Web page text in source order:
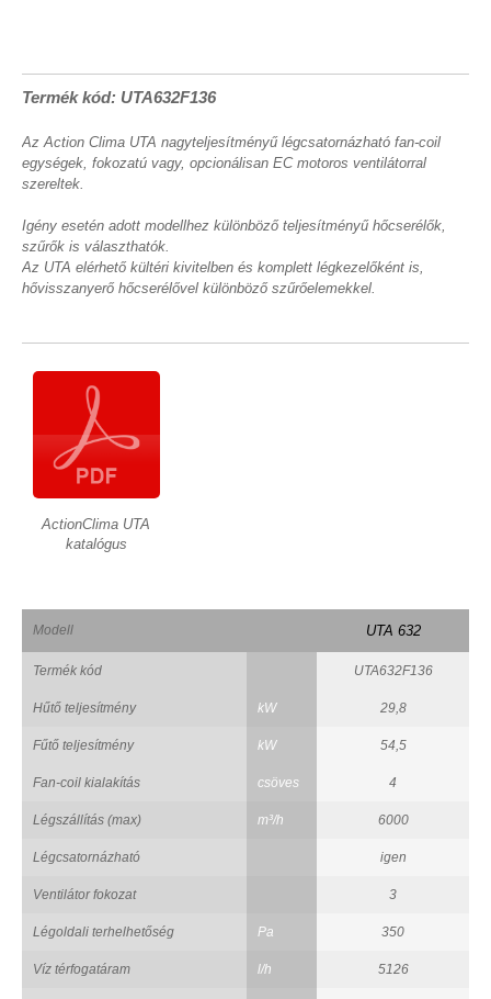
Termék kód: UTA632F136
Az Action Clima UTA nagyteljesítményű légcsatornázható fan-coil
egységek, fokozatú vagy, opcionálisan EC motoros ventilátorral
szereltek.
Igény esetén adott modellhez különböző teljesítményű hőcserélők,
szűrők is választhatók.
Az UTA elérhető kültéri kivitelben és komplett légkezelőként is,
hővisszanyerő hőcserélővel különböző szűrőelemekkel.
ActionClima UTA
katalógus
Modell UTA 632
Termék kód UTA632F136
Hűtő teljesítmény kW 29,8
Fűtő teljesítmény kW 54,5
Fan-coil kialakítás csöves 4
Légszállítás (max) m³/h 6000
Légcsatornázható igen
Ventilátor fokozat 3
Légoldali terhelhetőség Pa 350
Víz térfogatáram l/h 5126